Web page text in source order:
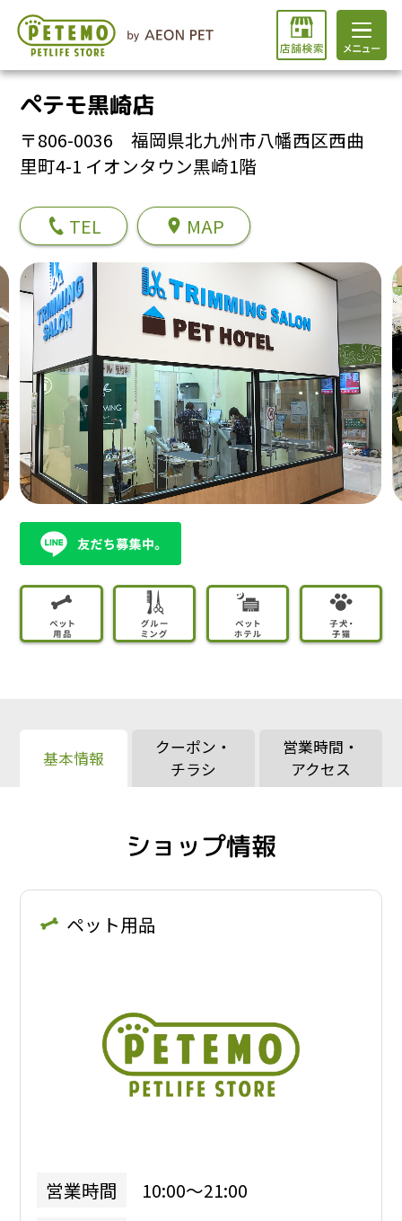
ペテモ黒崎店
〒806-0036 福岡県北九州市八幡西区西曲
里町4-1 イオンタウン黒崎1階
TEL MAP
基本情報
クーポン・
チラシ
営業時間・
アクセス
ショップ情報
ペット用品
営業時間
10:00～21:00